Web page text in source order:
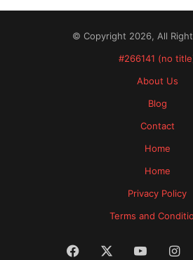
© Copyright 2026, All
#266141 (no
About Us
Blog
Contact
Home
Home
Privacy Policy
Terms and
Facebook YouTube